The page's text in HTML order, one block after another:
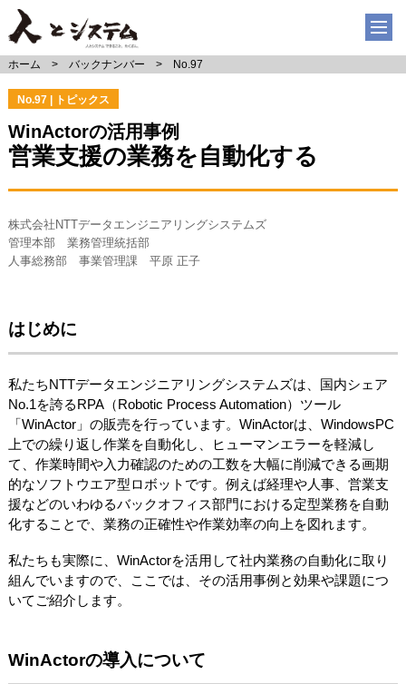
ホーム バックナンバー No.97
No.97 | トピックス
WinActorの活用事例
営業支援の業務を自動化する
株式会社NTTデータエンジニアリングシステムズ
管理本部 業務管理統括部
人事総務部 事業管理課 平原 正子
はじめに
私たちNTTデータエンジニアリングシステムズは、国内シェア
No.1を誇るRPA（Robotic Process Automation）ツール
「WinActor」の販売を行っています。WinActorは、WindowsPC
上での繰り返し作業を自動化し、ヒューマンエラーを軽減し
て、作業時間や入力確認のための工数を大幅に削減できる画期
的なソフトウエア型ロボットです。例えば経理や人事、営業支
援などのいわゆるバックオフィス部門における定型業務を自動
化することで、業務の正確性や作業効率の向上を図れます。
私たちも実際に、WinActorを活用して社内業務の自動化に取り
組んでいますので、ここでは、その活用事例と効果や課題につ
いてご紹介します。
WinActorの導入について